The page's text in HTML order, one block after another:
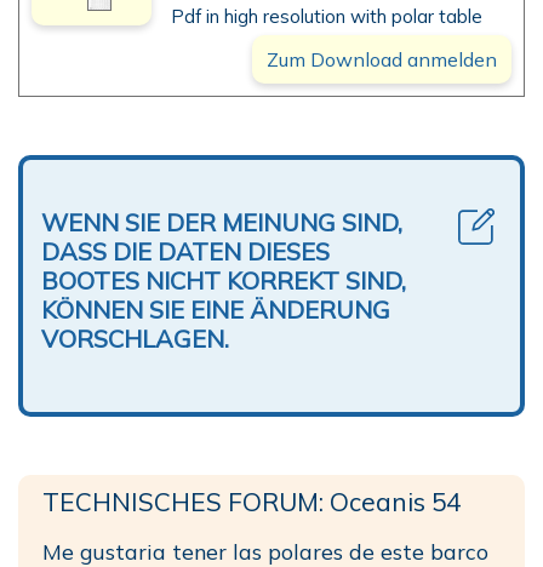
Pdf in high resolution with polar table
Zum Download anmelden
WENN SIE DER MEINUNG SIND,
DASS DIE DATEN DIESES
BOOTES NICHT KORREKT SIND,
KÖNNEN SIE EINE ÄNDERUNG
VORSCHLAGEN.
TECHNISCHES FORUM: Oceanis 54
Me gustaria tener las polares de este barco